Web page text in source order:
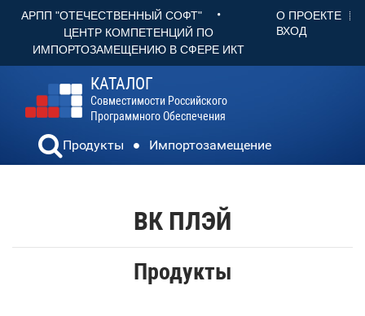
АРПП "ОТЕЧЕСТВЕННЫЙ СОФТ" •
ЦЕНТР КОМПЕТЕНЦИЙ ПО
ИМПОРТОЗАМЕЩЕНИЮ В СФЕРЕ ИКТ
О ПРОЕКТЕ
ВХОД
КАТАЛОГ
Совместимости Российского
Программного Обеспечения
Продукты Импортозамещение
ВК ПЛЭЙ
Продукты